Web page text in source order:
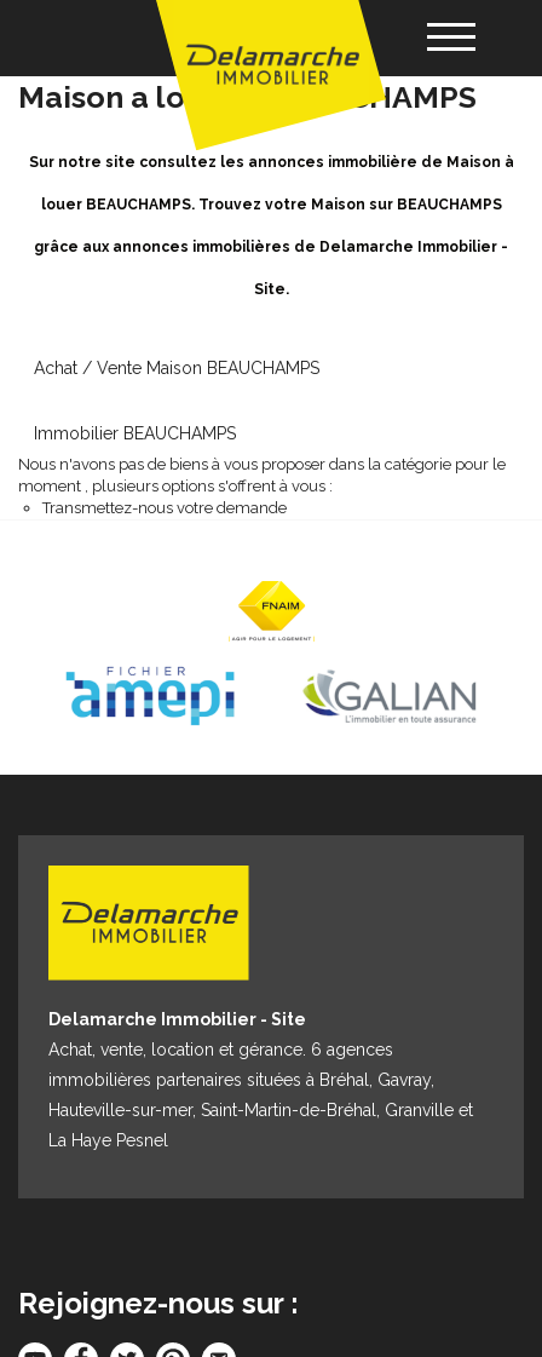
Acheter
Gérance
Nos agences
Location Maison BEAUCHAMPS -
Maison a louer à BEAUCHAMPS
Sur notre site consultez les annonces immobilière de Maison à
louer BEAUCHAMPS. Trouvez votre Maison sur BEAUCHAMPS
grâce aux annonces immobilières de Delamarche Immobilier -
Site.
Achat / Vente Maison BEAUCHAMPS
Immobilier BEAUCHAMPS
Nous n'avons pas de biens à vous proposer dans la catégorie pour le
moment , plusieurs options s'offrent à vous :
Transmettez-nous votre demande
Delamarche Immobilier - Site
Achat, vente, location et gérance. 6 agences
immobilières partenaires situées à Bréhal, Gavray,
Hauteville-sur-mer, Saint-Martin-de-Bréhal, Granville et
La Haye Pesnel
Rejoignez-nous sur :